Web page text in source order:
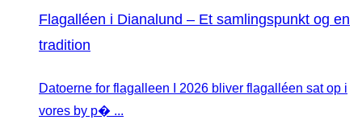
Flagalléen i Dianalund – Et samlingspunkt og en
tradition
Datoerne for flagalleen I 2026 bliver flagalléen sat op i
vores by p� ...